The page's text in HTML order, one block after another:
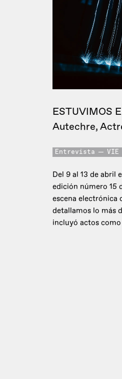
ESTUVIMOS
Autechre,
Entrevista VIE
Del 9 al 13 de abril
edición número 15
escena electrónica
detallamos lo más
incluyó actos como